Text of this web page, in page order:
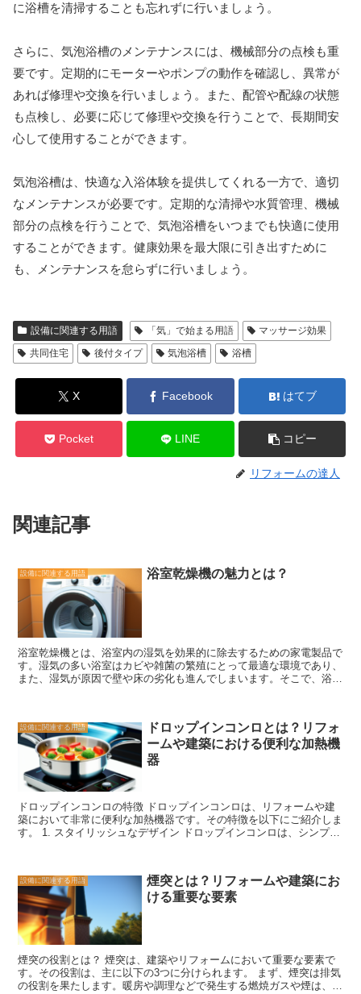
に浴槽を清掃することも忘れずに行いましょう。
さらに、気泡浴槽のメンテナンスには、機械部分の点検も重
要です。定期的にモーターやポンプの動作を確認し、異常が
あれば修理や交換を行いましょう。また、配管や配線の状態
も点検し、必要に応じて修理や交換を行うことで、長期間安
心して使用することができます。
気泡浴槽は、快適な入浴体験を提供してくれる一方で、適切
なメンテナンスが必要です。定期的な清掃や水質管理、機械
部分の点検を行うことで、気泡浴槽をいつまでも快適に使用
することができます。健康効果を最大限に引き出すために
も、メンテナンスを怠らずに行いましょう。
設備に関連する用語 「気」で始まる用語
マッサージ効果
共同住宅
後付タイプ 気泡浴槽 浴槽
X Facebook はてブ
Pocket LINE コピー
リフォームの達人
関連記事
設備に関連する用語 浴室乾燥機の魅力とは？
浴室乾燥機とは、浴室内の湿気を効果的に除去するための家電製品で
す。湿気の多い浴室はカビや雑菌の繁殖にとって最適な環境であり、
また、湿気が原因で壁や床の劣化も進んでしまいます。そこで、浴室
します。これにより、浴室内の湿度を低く保ち、カビや雑菌の繁殖を
抑えることができます。また、乾燥機にはタイマー機能が付いている
ことが多く、使用後に自動的に停止するため、省エネ効果も期待でき
ます。 さらに、浴室乾燥機は衣類やタオルなどの乾燥にも利用する
ことができます。乾燥機の中には専用のラックやフックが付いている
ものもあり、洗濯物をかけて乾かすことができます。これにより、洗
濯物を室内に干す必要がなくなり、室内の湿度を抑えることができま
す。 さらに、浴室乾燥機は快適なバスタイムを提供することもでき
ます。乾燥機には温風機能が付いているものがあり、入浴後の体を温
浴室乾燥機は、湿気対策だけでなく、衣類の乾燥やリラックス効果も
期待できる優れた家電製品です。快適なバスタイムを過ごすために、
ぜひ浴室乾燥機の導入を検討してみてください。
設備に関連する用語
ドロップインコンロとは？リフォ
ームや建築における便利な加熱機
器
ドロップインコンロの特徴 ドロップインコンロは、リフォームや建
築において非常に便利な加熱機器です。その特徴を以下にご紹介しま
す。 1. スタイリッシュなデザイン ドロップインコンロは、シンプル
自分のスタイルやインテリアに合わせて選ぶことができます。 2. 省
スペース ドロップインコンロは、コンパクトなサイズでありなが
ら、十分な加熱能力を持っています。そのため、限られたスペースで
も効率的に使うことができます。特に、小さなキッチンやスタジオア
パートメントなどの狭いスペースに最適です。 3. 簡単な取り付け ド
ロップインコンロは、比較的簡単に取り付けることができます。キッ
チンカウンターやテーブルの上に設置するだけで、すぐに使用するこ
とができます。また、一部のモデルでは、ガスや電気の配線も簡単に
接続できるようになっています。 4. 多機能性 ドロップインコンロに
設備に関連する用語
煙突とは？リフォームや建築にお
ける重要な要素
煙突の役割とは？ 煙突は、建築やリフォームにおいて重要な要素で
す。その役割は、主に以下の3つに分けられます。 まず、煙突は排気
の役割を果たします。暖房や調理などで発生する燃焼ガスや煙は、室